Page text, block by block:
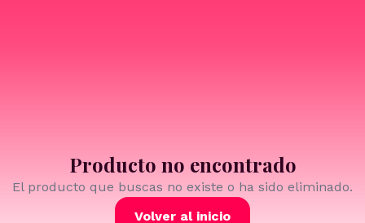
Producto no encontrado
El producto que buscas no existe o ha sido eliminado.
Volver al inicio